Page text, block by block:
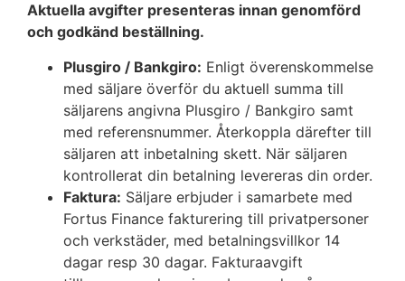
Aktuella avgifter presenteras innan genomförd
och godkänd beställning.
Plusgiro / Bankgiro: Enligt överenskommelse
med säljare överför du aktuell summa till
säljarens angivna Plusgiro / Bankgiro samt
med referensnummer. Återkoppla därefter till
säljaren att inbetalning skett. När säljaren
kontrollerat din betalning levereras din order.
Faktura: Säljare erbjuder i samarbete med
Fortus Finance fakturering till privatpersoner
och verkstäder, med betalningsvillkor 14
dagar resp 30 dagar. Fakturaavgift